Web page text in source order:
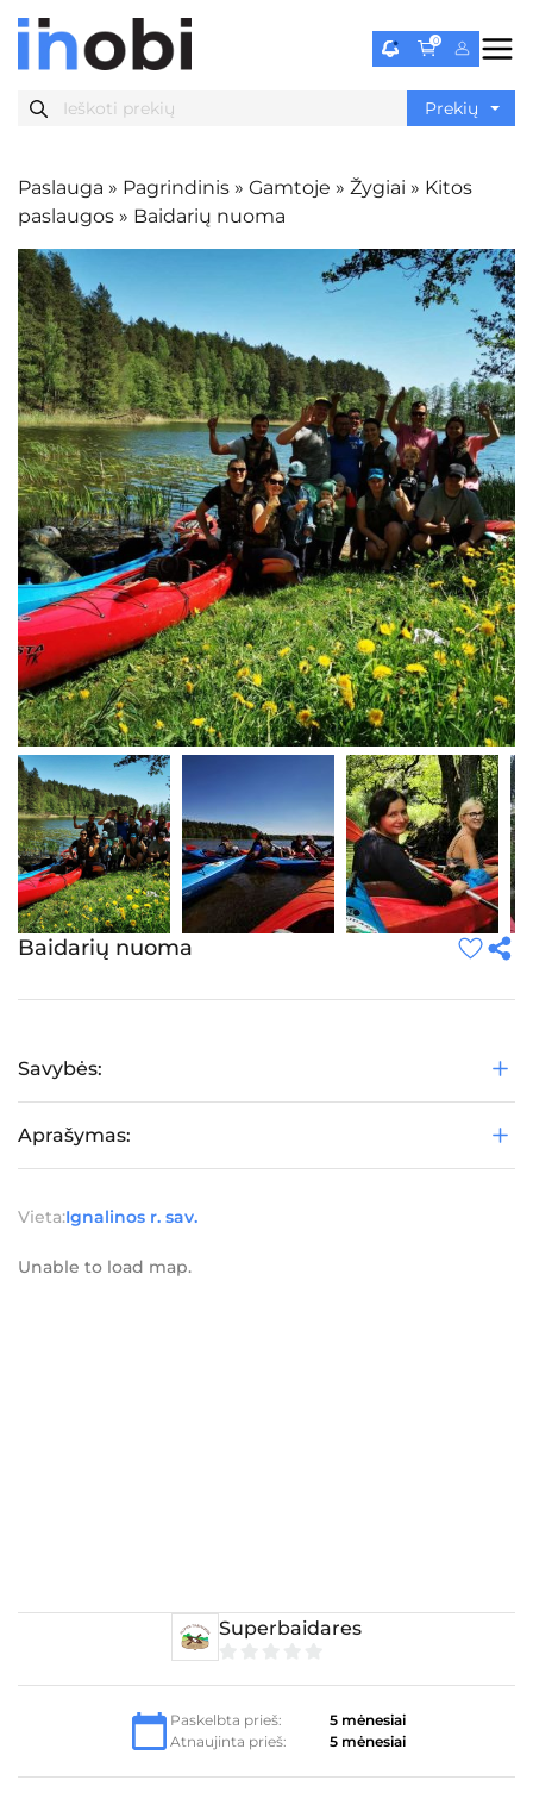
0
Paslauga » Pagrindinis » Gamtoje » Žygiai » Kitos
paslaugos » Baidarių nuoma
Baidarių nuoma
Savybės:
Aprašymas:
Vieta:Ignalinos r. sav.
Unable to load map.
Superbaidares
5
Paskelbta prieš:
5 mėnesiai
Atnaujinta prieš:
5 mėnesiai